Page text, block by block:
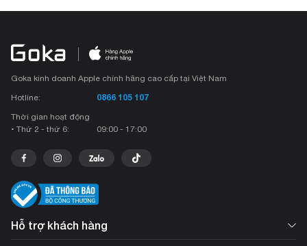
Goka kinh doanh Apple chính hãng cao cấp tại Việt Nam
Hotline:
0866 105 107
Thời gian hoạt động
• Thứ 2 - thứ 6:
09:00 - 17:00
Hỗ trợ khách hàng